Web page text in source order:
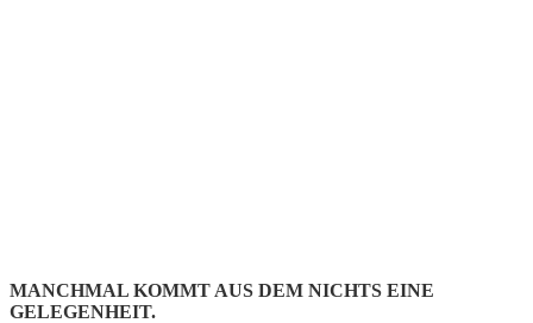
MANCHMAL KOMMT AUS DEM NICHTS EINE
GELEGENHEIT.